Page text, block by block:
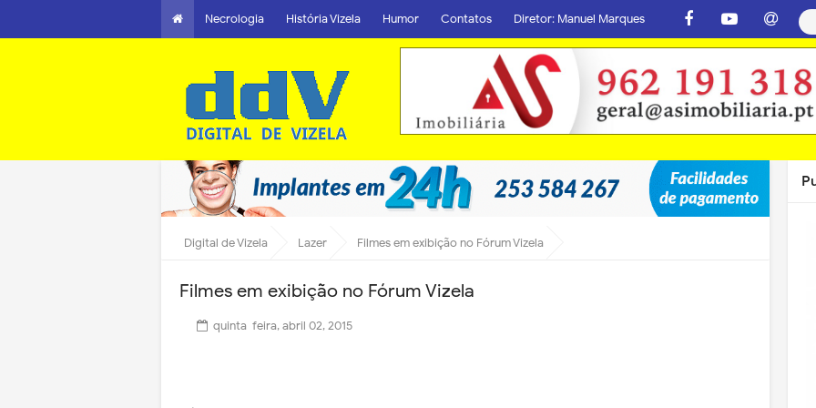
Necrologia História Vizela Humor Contatos Diretor: Manuel Marques
Digital de Vizela Lazer Filmes em exibição no Fórum Vizela
Filmes em exibição no Fórum Vizela
quinta-feira, abril 02, 2015